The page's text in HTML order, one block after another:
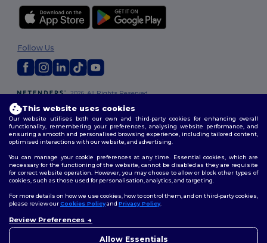
2026. All Rights Reserved
Terms & Conditions
Customization Policy
Policy|Site Map
Follow Us
This website uses cookies
Our website utilises both our own and third-party cookies for enhancing overall
functionality, remembering your preferences, analysing website performance, and
ensuring a smooth and personalised browsing experience, including tailored content,
optimised interactions with our website, and advertising.
You can manage your cookie preferences at any time. Essential cookies, which are
necessary for the functioning of the website, cannot be disabled as they are requisite
for correct website operation. However, you may choose to allow or block other types of
cookies, such as those used for personalisation, analytics, and targeting.
For more details on how we use cookies, how to control them, and on third-party cookies,
please review ourCookies Policyand Privacy Policy.
Review Preferences
Allow Essentials